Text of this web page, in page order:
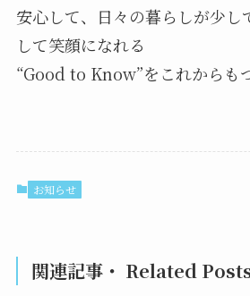
安心して、日々の暮らしが少し
して笑顔になれる
“Good to Know”をこれからも
お知らせ
関連記事・ Related